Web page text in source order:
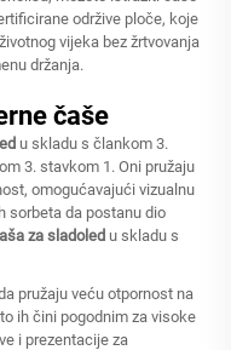
održive ploče, koje
vijeka bez žrtvovanja
držanja.
čaše
u skladu s člankom 3.
3. stavkom 1. Oni pružaju
omogućavajući vizualnu
sorbeta da postanu dio
za sladoled u skladu s
pružaju veću otpornost na
ih čini pogodnim za visoke
i prezentacije za